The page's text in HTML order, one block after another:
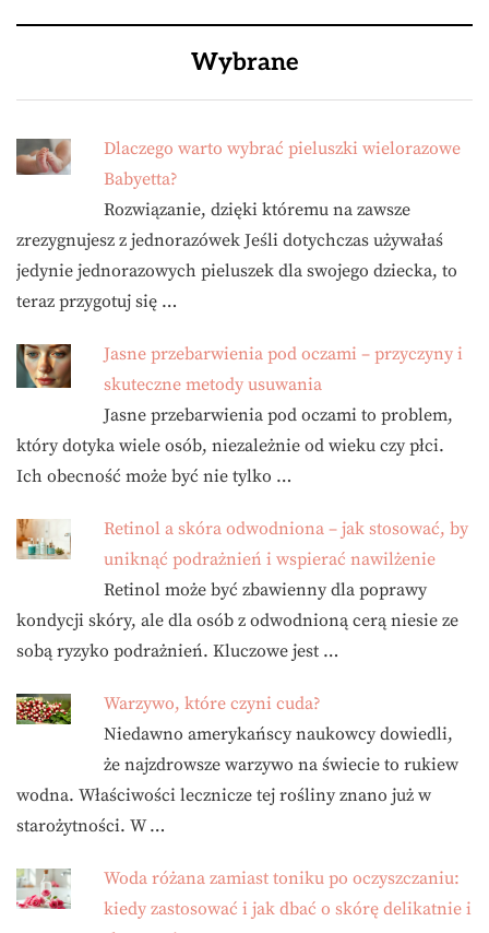
Wybrane
Dlaczego warto wybrać pieluszki wielorazowe
Babyetta?
Rozwiązanie, dzięki któremu na zawsze
zrezygnujesz z jednorazówek Jeśli dotychczas używałaś
jedynie jednorazowych pieluszek dla swojego dziecka, to
teraz przygotuj się …
Jasne przebarwienia pod oczami – przyczyny i
skuteczne metody usuwania
Jasne przebarwienia pod oczami to problem,
który dotyka wiele osób, niezależnie od wieku czy płci.
Ich obecność może być nie tylko …
Retinol a skóra odwodniona – jak stosować, by
uniknąć podrażnień i wspierać nawilżenie
Retinol może być zbawienny dla poprawy
kondycji skóry, ale dla osób z odwodnioną cerą niesie ze
sobą ryzyko podrażnień. Kluczowe jest …
Warzywo, które czyni cuda?
Niedawno amerykańscy naukowcy dowiedli,
że najzdrowsze warzywo na świecie to rukiew
wodna. Właściwości lecznicze tej rośliny znano już w
starożytności. W …
Woda różana zamiast toniku po oczyszczaniu:
kiedy zastosować i jak dbać o skórę delikatnie i